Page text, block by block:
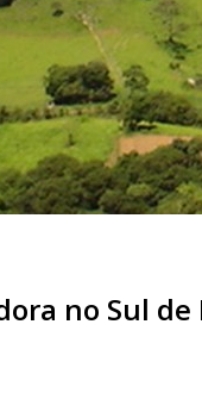
no Sul de